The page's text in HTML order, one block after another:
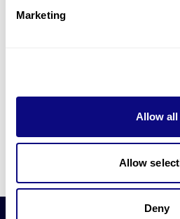
Marketing
Allow all
Allow
Deny
쓰리빌리언은 유전자 진단에 필요한 여러 기
더 정확한 변이 해석과 높은 진단율을 위한